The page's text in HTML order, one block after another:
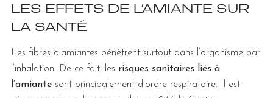
LES EFFETS DE L’AMIANTE SUR
LA SANTÉ
Les fibres d’amiantes pénètrent surtout dans l’organisme par
l’inhalation. De ce fait, les risques sanitaires liés à
l’amiantesont principalement d’ordre respiratoire. Il est